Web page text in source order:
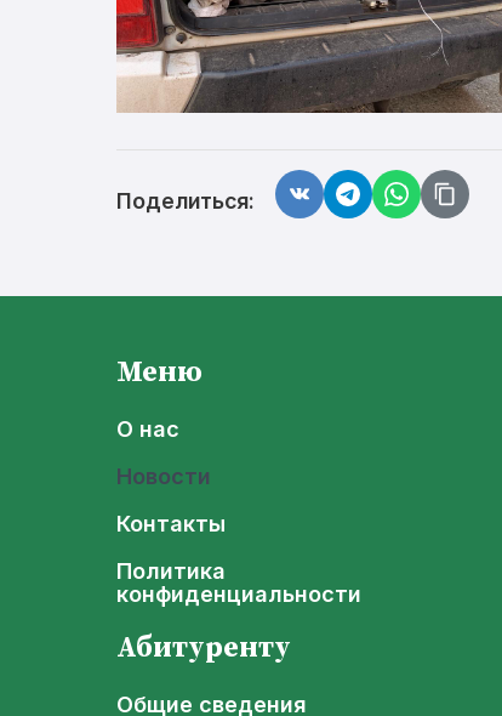
Поделиться:
Меню
О нас
Новости
Контакты
Политика
конфиденциальности
Абитуренту
Общие сведения